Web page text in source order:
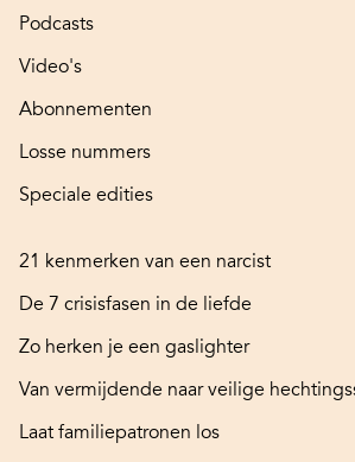
Podcasts
Video's
Abonnementen
Losse nummers
Speciale edities
21 kenmerken van een narcist
De 7 crisisfasen in de liefde
Zo herken je een gaslighter
Van vermijdende naar veilige
Laat familiepatronen los